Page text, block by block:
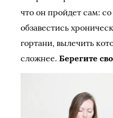
что он пройдет сам:
обзавестись
гортани, вылечить
сложнее. Берегите